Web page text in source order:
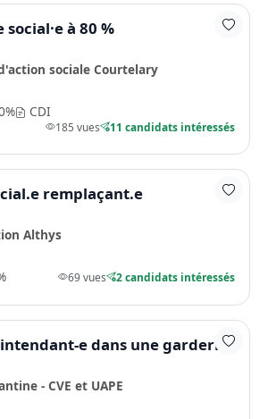
social·e à 80 %
sociale Courtelary
CDI
185 vues 11 candidats intéressés
remplaçant.e
Althys
69 vues 2 candidats intéressés
e dans une garderie
- CVE et UAPE